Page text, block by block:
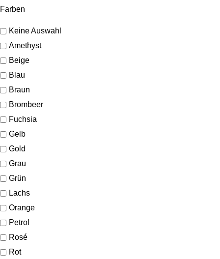
Farben
Keine Auswahl
Amethyst
Beige
Blau
Braun
Brombeer
Fuchsia
Gelb
Gold
Grau
Grün
Lachs
Orange
Petrol
Rosé
Rot